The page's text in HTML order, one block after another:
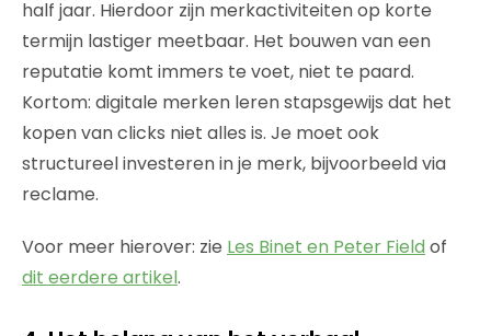
half jaar. Hierdoor zijn merkactiviteiten op korte
termijn lastiger meetbaar. Het bouwen van een
reputatie komt immers te voet, niet te paard.
Kortom: digitale merken leren stapsgewijs dat het
kopen van clicks niet alles is. Je moet ook
structureel investeren in je merk, bijvoorbeeld via
reclame.
Voor meer hierover: zie Les Binet en Peter Field of
dit eerdere artikel.